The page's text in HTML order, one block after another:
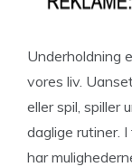
Underholdning
vores liv.
eller spil, spiller
daglige rutiner.
har